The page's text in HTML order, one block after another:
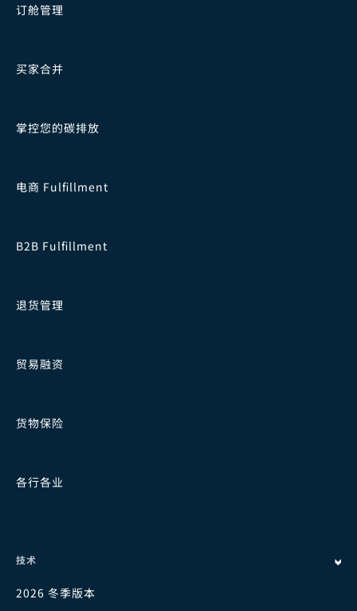
订舱管理
买家合并
掌控您的碳排放
电商 Fulfillment
B2B Fulfillment
退货管理
贸易融资
货物保险
各行各业
技术
2026 冬季版本